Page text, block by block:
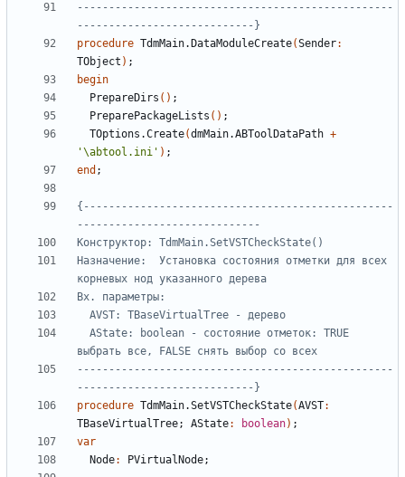
--------------------------------------------------
----------------------------}
procedure TdmMain. DataModuleCreate(Sender:
TObject ) ;
begin
PrepareDirs () ;
PreparePackageLists () ;
TOptions .Create(dmMain.ABToolDataPath +
'\abtool.ini' ) ;
end ;
{-------------------------------------------------
Назначение:  Установка состояния отметки для всех
--------------------------------------------------
----------------------------}
procedure TdmMain.SetVSTCheckState(AVST:
TBaseVirtualTree; AState: boolean) ;
var
Node: PVirtualNode;